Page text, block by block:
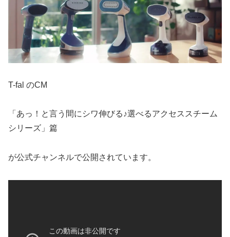
T-fal のCM
「あっ！と言う間にシワ伸びる♪選べるアクセススチーム
シリーズ」篇
が公式チャンネルで公開されています。